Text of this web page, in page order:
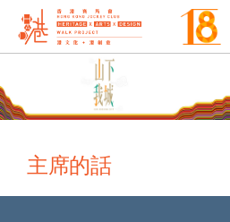
主辦機構
主要贊助
主席的話